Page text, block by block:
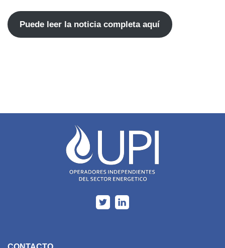
Puede leer la noticia completa aquí